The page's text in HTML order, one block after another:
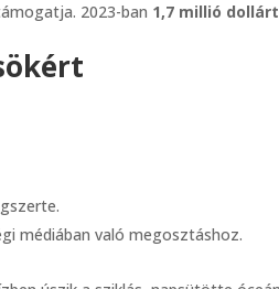
2023-ban 1,7 millió dollárt
médiában való megosztáshoz.